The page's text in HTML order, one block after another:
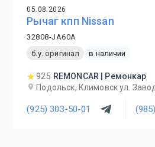
05.08.2026
Рычаг кпп Nissan
32808-JA60A
б.у. оригинал
в наличии
925 REMONCAR | Ремонкар
Подольск, Климовск ул.
(925) 303-50-01